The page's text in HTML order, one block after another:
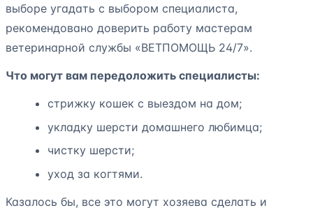
выборе угадать с выбором специалиста,
рекомендовано доверить работу мастерам
ветеринарной службы «ВЕТПОМОЩЬ 24/7».
Что могут вам передоложить специалисты:
стрижку кошек с выездом на дом;
укладку шерсти домашнего любимца;
чистку шерсти;
уход за когтями.
Казалось бы, все это могут хозяева сделать и